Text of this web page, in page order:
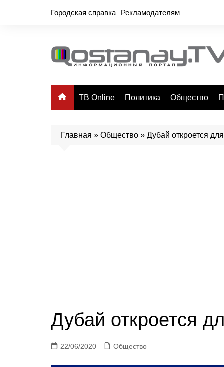
Городская справка Рекламодателям
ТВ Online Политика Общество
Главная » Общество » Дубай откроется
Дубай откроется
22/06/2020 Общество